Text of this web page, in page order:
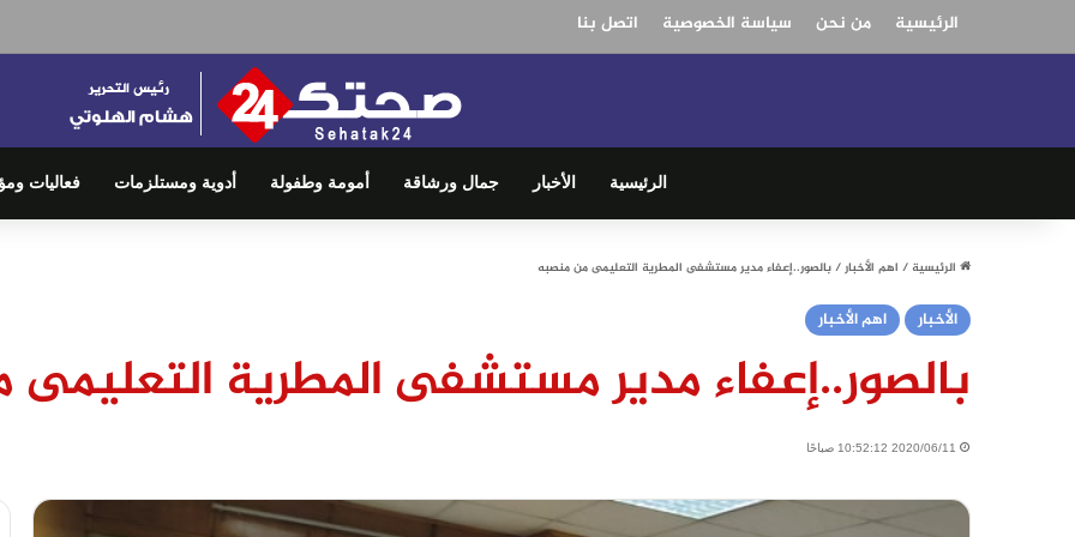
الرئيسية من نحن سياسة الخصوصية اتصل بنا
الرئيسية الأخبار جمال ورشاقة أمومة وطفولة أدوية ومستلزمات فعاليات
الرئيسية/ اهم الأخبار/بالصور..إعفاء مدير مستشفى المطرية التعليمى من منصبه
الأخبار اهم الأخبار
بالصور..إعفاء مدير مستشفى المطرية
2020/06/11 10:52:12 صباحًا